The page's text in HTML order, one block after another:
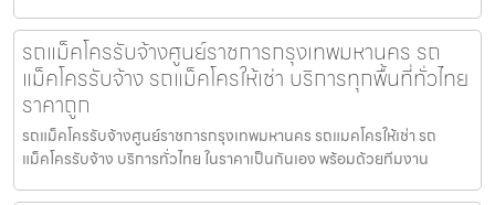
รถแม็คโครรับจ้างศูนย์ราชการกรุงเทพมหานคร รถ
แม็คโครรับจ้าง รถแม็คโครให้เช่า บริการทุกพื้นที่ทั่วไทย
ราคาถูก
รถแม็คโครรับจ้างศูนย์ราชการกรุงเทพมหานคร รถแมคโครให้เช่า รถ
แม็คโครรับจ้าง บริการทั่วไทย ในราคาเป็นกันเอง พร้อมด้วยทีมงาน